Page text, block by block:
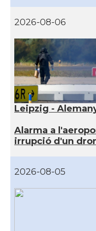
2026-08-06
Leipzig -
Alarma a
irrupció d'un
2026-08-05